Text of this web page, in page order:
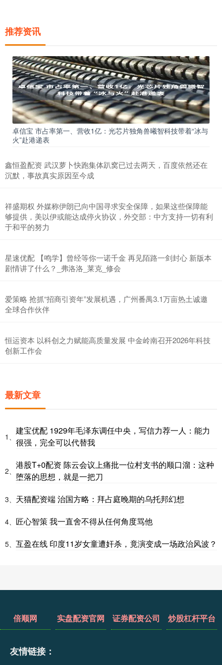
推荐资讯
卓信宝 市占率第一、营收1亿：光芯片独角兽曦智科技带着“冰与
火”赴港递表
鑫恒盈配资 武汉萝卜快跑集体趴窝已过去两天，百度依然还在
沉默，事故真实原因至今成
祥盛期权 外媒称伊朗已向中国寻求安全保障，如果这些保障能
够提供，美以伊或能达成停火协议，外交部：中方支持一切有利
于和平的努力
星速优配 【鸣学】曾经等你一诺千金 再见陌路一剑封心 新版本
剧情讲了什么？_弗洛洛_莱克_修会
爱策略 抢抓“招商引资年”发展机遇，广州番禺3.1万亩热土诚邀
全球合作伙伴
恒运资本 以科创之力赋能高质量发展 中金岭南召开2026年科技
创新工作会
最新文章
1、
建宝优配 1929年毛泽东调任中央，写信力荐一人：能力
很强，完全可以代替我
2、
港股T+0配资 陈云会议上痛批一位村支书的顺口溜：这种
堕落的思想，就是一把刀
3、 天猫配资端 治国方略：拜占庭晚期的乌托邦幻想
4、 匠心智策 我一直舍不得从任何角度骂他
5、 互盈在线 印度11岁女童遭奸杀，竟演变成一场政治风波？
倍顺网 实盘配资官网 证券配资公司 炒股杠杆平台
友情链接：